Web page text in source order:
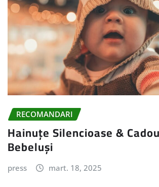
RECOMANDARI
Hainuțe Silencioase &
Bebeluși
press mart. 18, 2025